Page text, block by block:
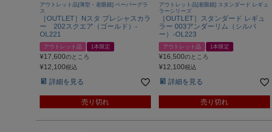
アウトレット品[薄型・老眼鏡] ペーパーグラ
ス
［OUTLET］Nスタ プレシャスカラ
ー 202スクエア（ゴールド）-
OL221
アウトレット品 1本限定
¥17,600のところ
¥12,100税込
詳細を見る
売り切れ
アウトレット品[老眼鏡] スタンダード レギュ
ラーシリーズ
［OUTLET］スタンダード レギュ
ラー 003アンダーリム（シルバ
ー）-OL223
アウトレット品 1本限定
¥16,500のところ
¥12,100税込
詳細を見る
売り切れ